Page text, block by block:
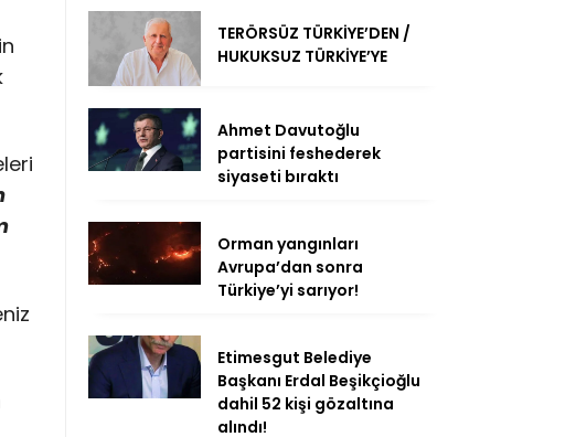
TERÖRSÜZ TÜRKİYE’DEN /
HUKUKSUZ TÜRKİYE’YE
Ahmet Davutoğlu
partisini feshederek
siyaseti bıraktı
Orman yangınları
Avrupa’dan sonra
Türkiye’yi sarıyor!
Etimesgut Belediye
Başkanı Erdal Beşikçioğlu
dahil 52 kişi gözaltına
alındı!